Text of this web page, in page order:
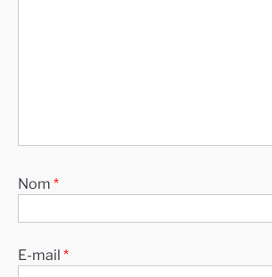
Nom *
E-mail *